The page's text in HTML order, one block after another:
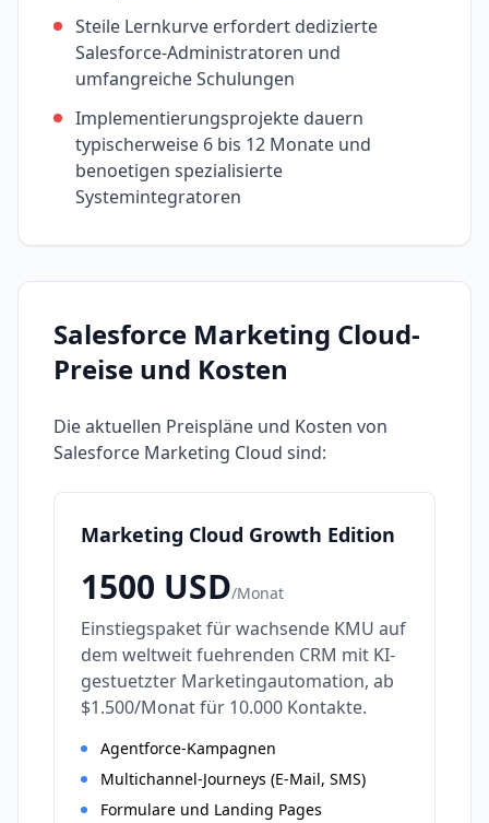
Steile Lernkurve erfordert dedizierte
Salesforce-Administratoren und
umfangreiche Schulungen
Implementierungsprojekte dauern
typischerweise 6 bis 12 Monate und
benoetigen spezialisierte
Systemintegratoren
Salesforce Marketing Cloud-
Preise und Kosten
Die aktuellen Preispläne und Kosten von
Salesforce Marketing Cloud sind:
Marketing Cloud Growth Edition
1500 USD/Monat
Einstiegspaket für wachsende KMU auf
dem weltweit fuehrenden CRM mit KI-
gestuetzter Marketingautomation, ab
$1.500/Monat für 10.000 Kontakte.
Agentforce-Kampagnen
Multichannel-Journeys (E-Mail, SMS)
Formulare und Landing Pages